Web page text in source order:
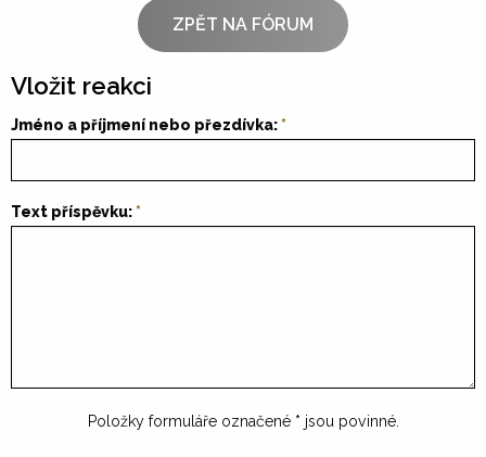
ZPĚT NA FÓRUM
Vložit reakci
Jméno a příjmení nebo přezdívka:
Text příspěvku:
Položky formuláře označené * jsou povinné.